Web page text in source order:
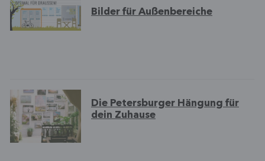
Bilder für Außenbereiche
Die Petersburger Hängung für
dein Zuhause